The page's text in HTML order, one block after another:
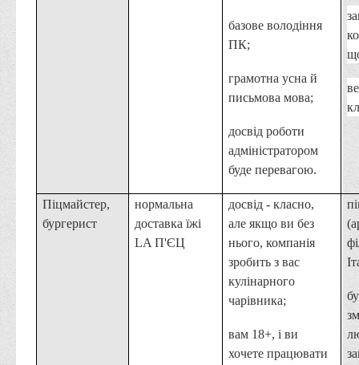
ВТЕІ волонтерить
базове володіння
ПК;
грамотна усна й
письмова мова;
досвід роботи
адміністратором
буде перевагою.
Піцмайстер,
бургерист
нормальна
доставка їжі
LA П'ЄЦ
досвід - класно,
але якщо ви без
нього, компанія
зробить з вас
кулінарного
чарівника;
вам 18+, і ви
хочете працювати